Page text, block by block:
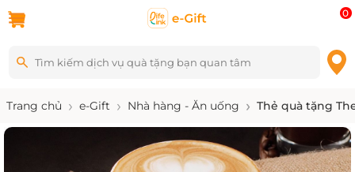
0
Trang chủ e-Gift Nhà hàng - Ăn uống Thẻ quà tặng